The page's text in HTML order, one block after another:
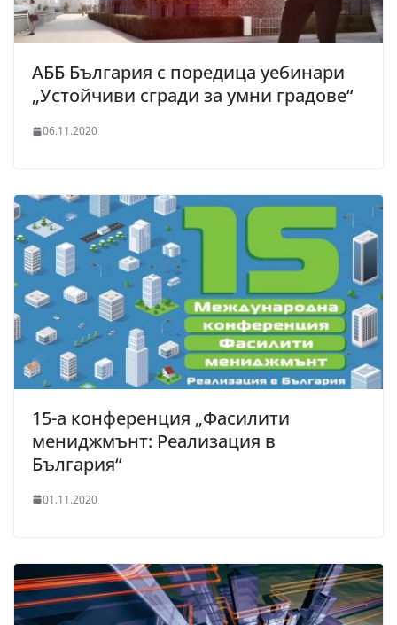
АББ България с поредица уебинари
„Устойчиви сгради за умни градове“
06.11.2020
15-а конференция „Фасилити
мениджмънт: Реализация в
България“
01.11.2020